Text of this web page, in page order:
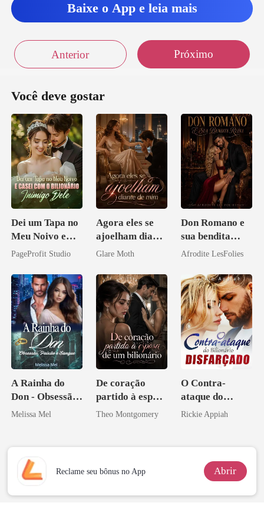
Baixe o App e leia mais
Anterior Próximo
Você deve gostar
Dei um Tapa no
Meu Noivo e
Casei com o
Inimigo Dele
PageProfit Studio
Agora eles se
ajoelham diante
de mim
Glare Moth
Don Romano e
sua bendita
ruína
Afrodite LesFolies
A Rainha do
Don - Obsessão,
Paixão e Sangue
Melissa Mel
De coração
partido à esposa
de um bilionário
Theo Montgomery
O Contra-
ataque do
Bilionário
Rickie Appiah
Reclame seu bônus no App Abrir